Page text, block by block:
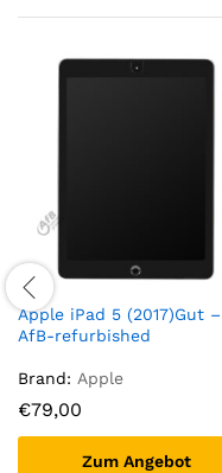
Apple iPad 5 (2017)Gut –
AfB-refurbished
Brand: Apple
€79,00
Zum Angebot